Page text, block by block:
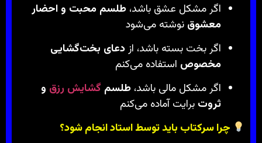
اگر مشکل عشق باشد، طلسم محبت و احضار
معشوق نوشته می‌شود
اگر بخت بسته باشد، ازدعای بخت‌گشایی
مخصوص استفاده می‌کنم
اگر مشکل مالی باشد، طلسم گشایش رزق و
ثروت برایت آماده می‌کنم
چرا سرکتاب باید توسط استاد انجام شود؟